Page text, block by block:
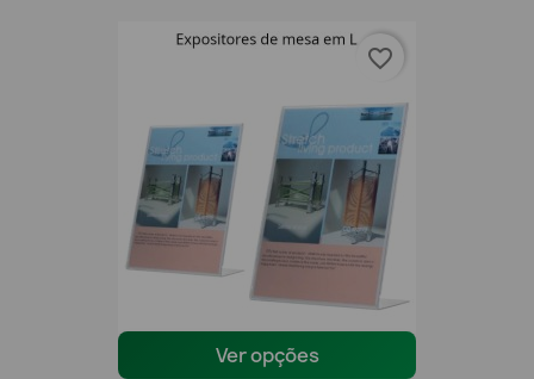
Ver opções
favorite_border